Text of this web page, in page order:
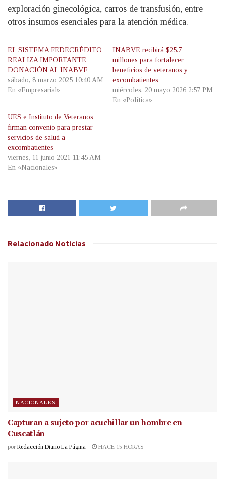
exploración ginecológica, carros de transfusión, entre
otros insumos esenciales para la atención médica.
EL SISTEMA FEDECRÉDITO
REALIZA IMPORTANTE
DONACIÓN AL INABVE
sábado, 8 marzo 2025 10:40 AM
En «Empresarial»
INABVE recibirá $25.7
millones para fortalecer
beneficios de veteranos y
excombatientes
miércoles, 20 mayo 2026 2:57 PM
En «Política»
UES e Instituto de Veteranos
firman convenio para prestar
servicios de salud a
excombatientes
viernes, 11 junio 2021 11:45 AM
En «Nacionales»
Relacionado Noticias
NACIONALES
Capturan a sujeto por acuchillar un hombre en
Cuscatlán
por Redacción Diario La Página HACE 15 HORAS